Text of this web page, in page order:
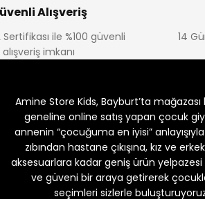
%30
Yeni
₺ 500 ₺
2'li Şortlu Takım
Alışveriş
Sertifikası ile %100 güvenli
alışveriş imkanı
14
Amine Store Kids, Bayburt’ta
geneline online satış yapan çocuk
annenin “çocuğuma en iyisi”
zıbından hastane çıkışına, kız ve
aksesuarlara kadar geniş ürün
ve güveni bir araya getirerek
seçimleri sizlerle